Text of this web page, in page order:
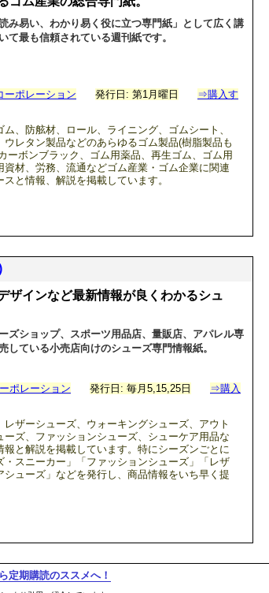
み易い、わかり易く役に立つ専門紙」として広く講
て最も信頼されている週刊紙です。
ーポレーション 発行日: 第1月曜日
⇒購入す
、防舷材、ロール、ライニング、ゴムシート、
レタン製品などのあらゆるゴム製品(樹脂製品も
ーボンブラック、ゴム用薬品、再生ゴム、ゴム用
材、労務、流通などゴム産業・ゴム企業に関連
と情報、解説を掲載しています。
ザインなど最新情報が良くわかるシュ
ズショップ、スポーツ用品店、量販店、アパレル専
している小売店向けのシューズ専門情報紙。
ポレーション 発行日: 毎月5,15,25日
⇒購入
ザーシューズ、ウォーキングシューズ、アウト
ーズ、ファッションシューズ、シューケア用品な
と解説を掲載しています。特にシーズンごとに
スニーカー」「ファッションシューズ」「レザ
ューズ」などを発行し、商品情報をいち早く提
定期購読のススメへ！